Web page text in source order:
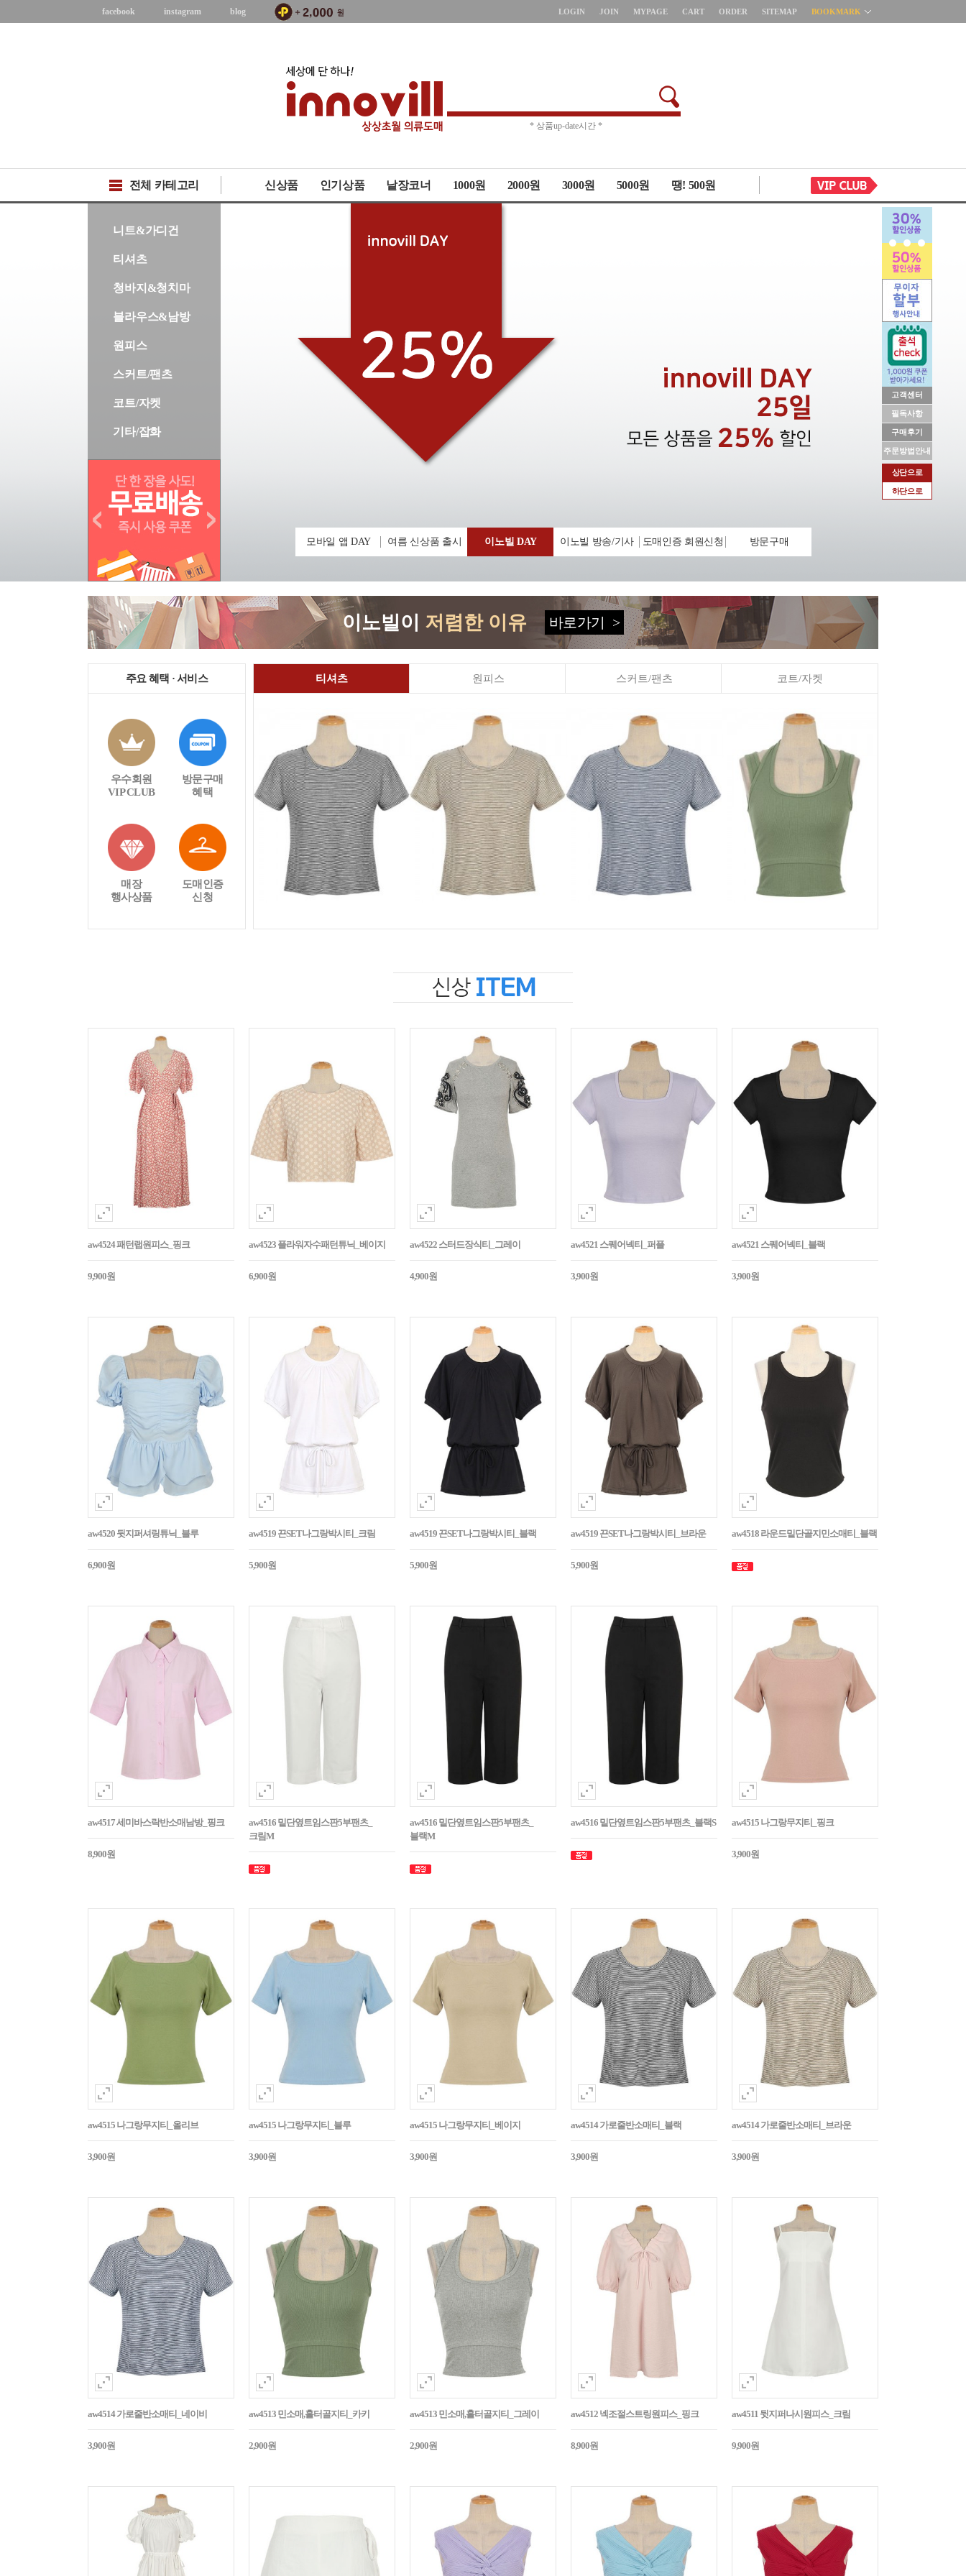
고객센터
필독사항
구매후기
주문방법안내
상단으로
하단으로
facebook instagram blog LOGIN JOIN MYPAGE CART ORDER SITEMAP BOOKMARK
* 주문취소 제한 *
전체 카테고리 신상품 인기상품 낱장코너 1000원 2000원 3000원 5000원 땡! 500원
니트&가디건
티셔츠
청바지&청치마
블라우스&남방
원피스
스커트/팬츠
코트/자켓
기타/잡화
모바일 앱 DAY 여름 신상품 출시 이노빌 DAY 이노빌 방송/기사 도매인증 회원신청 방문구매
이노빌이 저렴한 이유 바로가기 >
주요 혜택 · 서비스
우수회원
VIP CLUB
방문구매
혜택
매장
행사상품
도매인증
신청
티셔츠 원피스 스커트/팬츠 코트/자켓
aw4524 패턴랩원피스_핑크
9,900원
aw4523 플라워자수패턴튜닉_베이지
6,900원
aw4522 스터드장식티_그레이
4,900원
aw4521 스퀘어넥티_퍼플
3,900원
aw4521 스퀘어넥티_블랙
3,900원
aw4520 뒷지퍼셔링튜닉_블루
6,900원
aw4519 끈SET나그랑박시티_크림
5,900원
aw4519 끈SET나그랑박시티_블랙
5,900원
aw4519 끈SET나그랑박시티_브라운
5,900원
aw4518 라운드밑단골지민소매티_블랙
aw4517 세미바스락반소매남방_핑크
8,900원
aw4516 밑단옆트임스판5부팬츠_
크림M
aw4516 밑단옆트임스판5부팬츠_
블랙M
aw4516 밑단옆트임스판5부팬츠_블랙S aw4515 나그랑무지티_핑크
3,900원
aw4515 나그랑무지티_올리브
3,900원
aw4515 나그랑무지티_블루
3,900원
aw4515 나그랑무지티_베이지
3,900원
aw4514 가로줄반소매티_블랙
3,900원
aw4514 가로줄반소매티_브라운
3,900원
aw4514 가로줄반소매티_네이비
3,900원
aw4513 민소매,홀터골지티_카키
2,900원
aw4513 민소매,홀터골지티_그레이
2,900원
aw4512 넥조절스트링원피스_핑크
8,900원
aw4511 뒷지퍼나시원피스_크림
9,900원